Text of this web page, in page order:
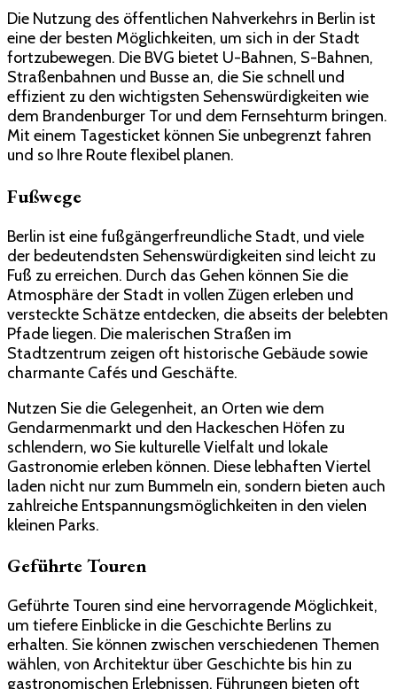
Die Nutzung des öffentlichen Nahverkehrs in Berlin ist
eine der besten Möglichkeiten, um sich in der Stadt
fortzubewegen. Die BVG bietet U-Bahnen, S-Bahnen,
Straßenbahnen und Busse an, die Sie schnell und
effizient zu den wichtigsten Sehenswürdigkeiten wie
dem Brandenburger Tor und dem Fernsehturm bringen.
Mit einem Tagesticket können Sie unbegrenzt fahren
und so Ihre Route flexibel planen.
Fußwege
Berlin ist eine fußgängerfreundliche Stadt, und viele
der bedeutendsten Sehenswürdigkeiten sind leicht zu
Fuß zu erreichen. Durch das Gehen können Sie die
Atmosphäre der Stadt in vollen Zügen erleben und
versteckte Schätze entdecken, die abseits der belebten
Pfade liegen. Die malerischen Straßen im
Stadtzentrum zeigen oft historische Gebäude sowie
charmante Cafés und Geschäfte.
Nutzen Sie die Gelegenheit, an Orten wie dem
Gendarmenmarkt und den Hackeschen Höfen zu
schlendern, wo Sie kulturelle Vielfalt und lokale
Gastronomie erleben können. Diese lebhaften Viertel
laden nicht nur zum Bummeln ein, sondern bieten auch
zahlreiche Entspannungsmöglichkeiten in den vielen
kleinen Parks.
Geführte Touren
Geführte Touren sind eine hervorragende Möglichkeit,
um tiefere Einblicke in die Geschichte Berlins zu
erhalten. Sie können zwischen verschiedenen Themen
wählen, von Architektur über Geschichte bis hin zu
gastronomischen Erlebnissen. Führungen bieten oft